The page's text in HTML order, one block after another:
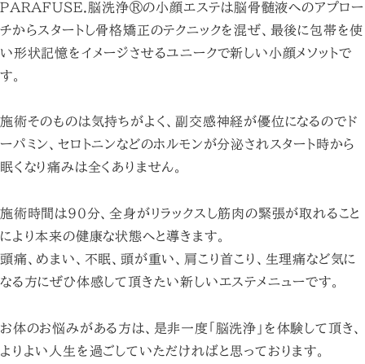
PARAFUSE.脳洗浄®︎の小顔エステは脳骨髄液へのアプロー
チからスタートし骨格矯正のテクニックを混ぜ、最後に包帯を使
い形状記憶をイメージさせるユニークで新しい小顔メソットで
す。
施術そのものは気持ちがよく、副交感神経が優位になるのでド
ーパミン、セロトニンなどのホルモンが分泌されスタート時から
眠くなり痛みは全くありません。
施術時間は90分、全身がリラックスし筋肉の緊張が取れること
により本来の健康な状態へと導きます。
頭痛、めまい、不眠、頭が重い、肩こり首こり、生理痛など気に
なる方にぜひ体感して頂きたい新しいエステメニューです。
お体のお悩みがある方は、是非一度「脳洗浄」を体験して頂き、
よりよい人生を過ごしていただければと思っております。